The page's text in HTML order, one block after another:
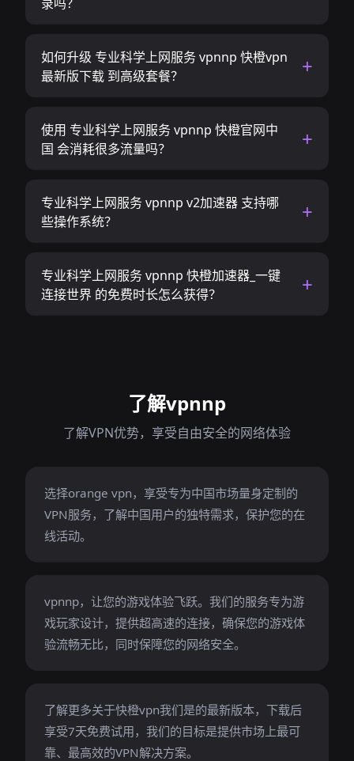
如何升级 专业科学上网服务 vpnnp 快橙vpn
最新版下载 到高级套餐？
使用 专业科学上网服务 vpnnp 快橙官网中
国 会消耗很多流量吗？
专业科学上网服务 vpnnp v2加速器 支持哪
些操作系统？
专业科学上网服务 vpnnp 快橙加速器_一键
连接世界 的免费时长怎么获得？
了解vpnnp
了解VPN优势，享受自由安全的网络体验
选择orange vpn，享受专为中国市场量身定制的
VPN服务，了解中国用户的独特需求，保护您的在
线活动。
vpnnp，让您的游戏体验飞跃。我们的服务专为游
戏玩家设计，提供超高速的连接，确保您的游戏体
验流畅无比，同时保障您的网络安全。
了解更多关于快橙vpn我们是的最新版本，下载后
享受7天免费试用，我们的目标是提供市场上最可
靠、最高效的VPN解决方案。